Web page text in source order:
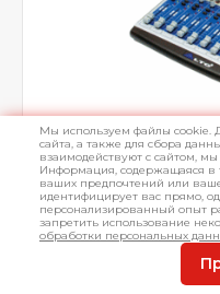
3.3
Микшер Alto
4 моно, 4 стерео, с DSP,
Мы используем файлы cookie.
сайта, а также для сбора
взаимодействуют с сайтом,
Информация, содержащаяся в
ваших предпочтений или
идентифицирует вас прямо,
персонализированный опыт
запретить использование
обработки персональных